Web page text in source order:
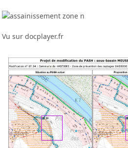
Vu sur docplayer.fr